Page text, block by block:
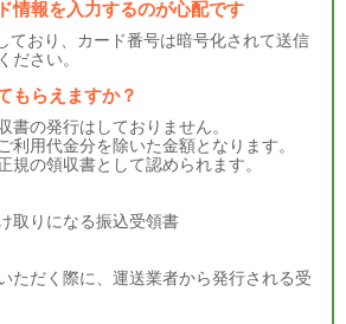
情報を入力するのが心配です
ており、カード番号は暗号化されて送信
ださい。
もらえますか？
書の発行はしておりません。
利用代金分を除いた金額となります。
規の領収書として認められます。
取りになる振込受領書
ただく際に、運送業者から発行される受